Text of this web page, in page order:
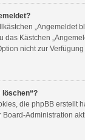
„Angemeldet
das Kästchen
nicht zur
löschen“?
die phpBB
Board-Administration